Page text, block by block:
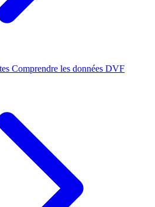
Comprendre les données DVF